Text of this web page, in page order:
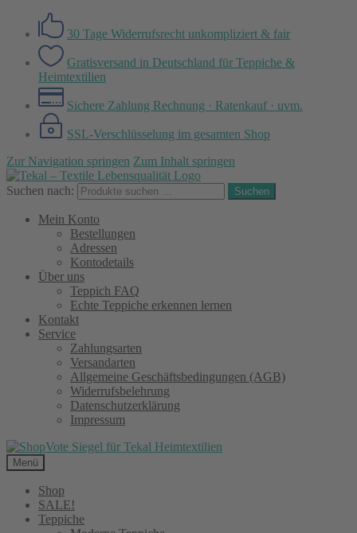
30 Tage Widerrufsrecht unkompliziert & fair
Gratisversand in Deutschland für Teppiche &
Heimtextilien
Sichere Zahlung Rechnung · Ratenkauf · uvm.
SSL-Verschlüsselung im gesamten Shop
Zur Navigation springen Zum Inhalt springen
Suchen nach: Suchen
Mein Konto
Bestellungen
Adressen
Kontodetails
Über uns
Teppich FAQ
Echte Teppiche erkennen lernen
Kontakt
Service
Zahlungsarten
Versandarten
Allgemeine Geschäftsbedingungen (AGB)
Widerrufsbelehrung
Datenschutzerklärung
Impressum
Menü
Shop
SALE!
Teppiche